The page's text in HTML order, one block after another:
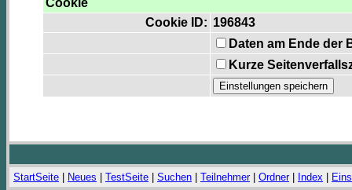
Cookie
Cookie ID: 196843
Daten am Ende der
Kurze
StartSeite Neues TestSeite Suchen Teilnehmer| Ordner| Index